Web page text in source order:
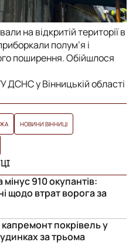
на відкритій території в
полум’я і
поширення. Обійшлося
ДСНС у Вінницькій області
НОВИНИ ВІННИЦІ
910 окупантів:
щодо втрат ворога за
покрівель у
за трьома